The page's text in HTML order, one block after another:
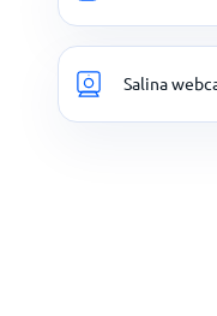
Salina